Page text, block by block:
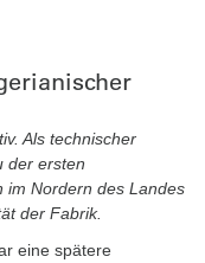
Als technischer
der ersten
im Nordern des Landes
der Fabrik.
eine spätere